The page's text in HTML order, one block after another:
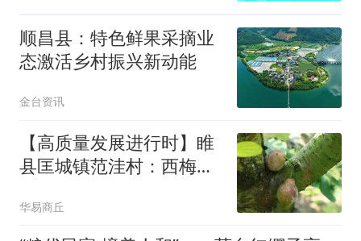
顺昌县：特色鲜果采摘业
态激活乡村振兴新动能
金台资讯
【高质量发展进行时】睢
县匡城镇范洼村：西梅满
华易商丘